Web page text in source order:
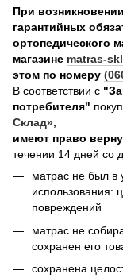
При
гарантийных
ортопедического
магазине matras-
этом по номеру
В соответствии с
потребителя"
Склад»,
имеют право
течении 14 дней со
матрас не был в
использования:
повреждений
матрас не
сохранен его
сохранена